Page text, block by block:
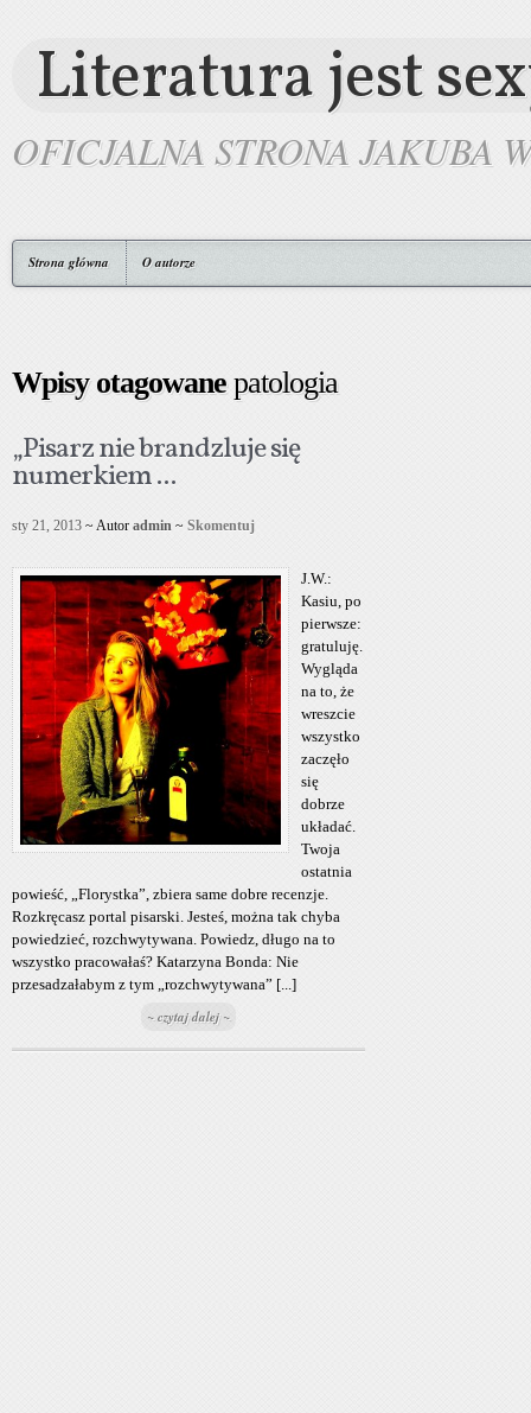
Literatura jest
OFICJALNA STRONA JAKUBA
Strona główna O autorze
Wpisy otagowanepatologia
„Pisarz nie brandzluje się
numerkiem ...
sty 21, 2013 ~ Autor admin ~ Skomentuj
J.W.:
Kasiu, po
pierwsze:
gratuluję.
Wygląda
na to, że
wreszcie
wszystko
zaczęło
się
dobrze
układać.
Twoja
ostatnia
powieść, „Florystka”, zbiera same dobre recenzje.
Rozkręcasz portal pisarski. Jesteś, można tak chyba
powiedzieć, rozchwytywana. Powiedz, długo na to
wszystko pracowałaś? Katarzyna Bonda: Nie
przesadzałabym z tym „rozchwytywana” [...]
~ czytaj dalej ~